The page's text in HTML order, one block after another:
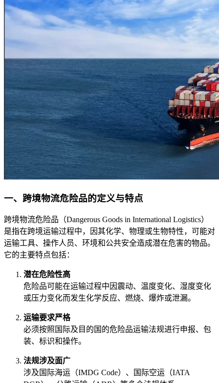
一、跨境物流危险品的定义与特点
跨境物流危险品（Dangerous Goods in International Logistics）
是指在跨境运输过程中，因其化学、物理或生物特性，可能对
运输工具、操作人员、环境和公共安全造成潜在危害的物品。
它的主要特点包括：
潜在危险性高
危险品可能在运输过程中因震动、温度变化、湿度变化
或压力变化而发生化学反应、燃烧、爆炸或泄漏。
运输要求严格
必须按照国际及目的国的危险品运输法规进行申报、包
装、标识和操作。
法规涉及面广
涉及国际海运（IMDG Code）、国际空运（IATA